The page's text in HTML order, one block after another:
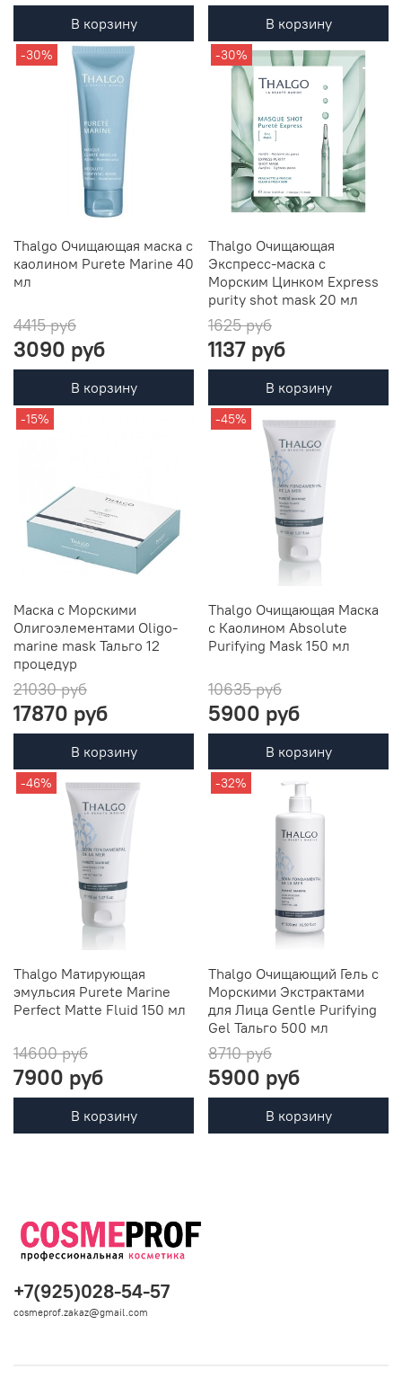
В корзину В корзину
-30%
Thalgo Очищающая маска с
каолином Purete Marine 40
мл
4415 руб
3090 руб
В корзину
-30%
Thalgo Очищающая
Экспресс-маска с
Морским Цинком Express
purity shot mask 20 мл
1625 руб
1137 руб
В корзину
-15%
Маска с Морскими
Олигоэлементами Oligo-
marine mask Тальго 12
процедур
21030 руб
17870 руб
В корзину
-45%
Thalgo Очищающая Маска
с Каолином Absolute
Purifying Mask 150 мл
10635 руб
5900 руб
В корзину
-46%
Thalgo Матирующая
эмульсия Purete Marine
Perfect Matte Fluid 150 мл
14600 руб
7900 руб
В корзину
-32%
Thalgo Очищающий Гель с
Морскими Экстрактами
для Лица Gentle Purifying
Gel Тальго 500 мл
8710 руб
5900 руб
В корзину
+7(925)028-54-57
cosmeprof.zakaz@gmail.com